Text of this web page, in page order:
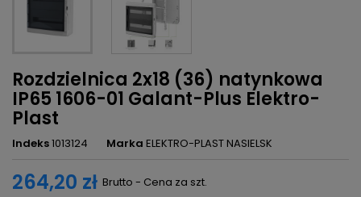
Rozdzielnica 2x18 (36) natynkowa
IP65 1606-01 Galant-Plus Elektro-
Plast
Indeks1013124 Marka ELEKTRO-PLAST NASIELSK
264,20 zł Brutto - Cena za szt.